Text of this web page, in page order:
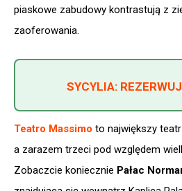
piaskowe zabudowy kontrastują z
zaoferowania.
SYCYLIA:
Teatro Massimo to największy
a zarazem trzeci pod względem
Zobaczcie koniecznie Pałac